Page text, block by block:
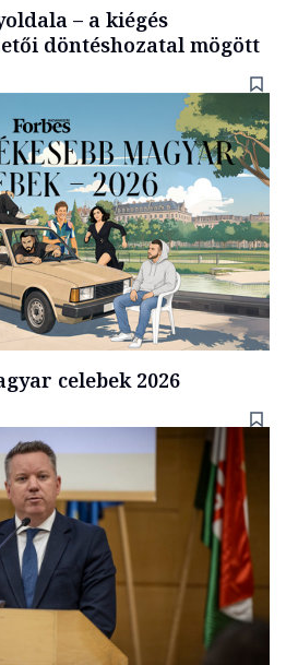
– a kiégés
döntéshozatal mögött
celebek 2026